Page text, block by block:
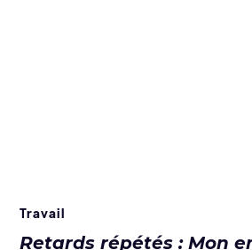
Travail
Retards répétés : Mon